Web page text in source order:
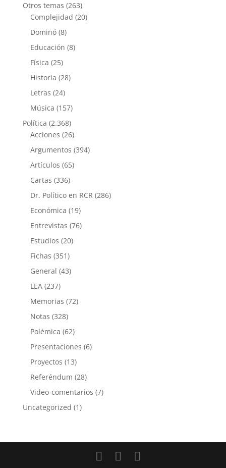
Otros temas (263)
Complejidad (20)
Dominó(8)
Educación (8)
Física (25)
Historia (28)
Letras (24)
Música (157)
Política (2.368)
Acciones (26)
Argumentos (394)
Artículos (65)
Cartas (336)
Dr. Político en RCR (286)
Económica (19)
Entrevistas (76)
Estudios (20)
Fichas (351)
General (43)
LEA(237)
Memorias (72)
Notas (328)
Polémica (62)
Presentaciones (6)
Proyectos (13)
Referéndum (28)
Video-comentarios (7)
Uncategorized (1)